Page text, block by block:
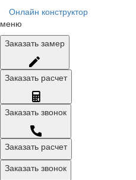
Онлайн конструктор
меню
Заказать замер
Заказать расчет
Заказать звонок
Заказать расчет
Заказать звонок